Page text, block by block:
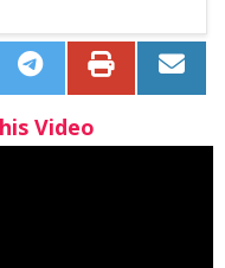
Video